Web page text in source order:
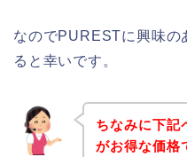
なのでPURESTに興味の
ると幸いです。
ちなみに下記
がお得な価格